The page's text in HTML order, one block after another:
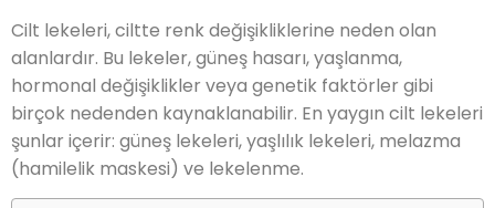
Cilt lekeleri, ciltte renk değişikliklerine neden olan
alanlardır. Bu lekeler, güneş hasarı, yaşlanma,
hormonal değişiklikler veya genetik faktörler gibi
birçok nedenden kaynaklanabilir. En yaygın cilt lekeleri
şunlar içerir: güneş lekeleri, yaşlılık lekeleri, melazma
(hamilelik maskesi) ve lekelenme.